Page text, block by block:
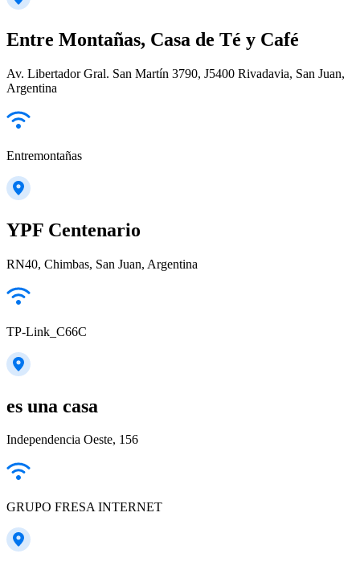
Entre Montañas, Casa de Té y Café
Av. Libertador Gral. San Martín 3790, J5400 Rivadavia, San Juan,
Argentina
Entremontañas
YPF Centenario
RN40, Chimbas, San Juan, Argentina
TP-Link_C66C
es una casa
Independencia Oeste, 156
GRUPO FRESA INTERNET